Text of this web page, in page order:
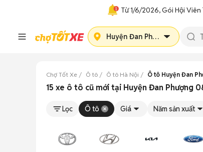
Từ 1/6/2026, Gói Hội
Huyện Đan Phượng
Chợ Tốt Xe Ô tô Ô tô Hà Nội Ô tô Huyện Đan
15 xe ô tô cũ mới tại Huyện Đan Phượng
Lọc Ô tô Giá Năm sản xuất